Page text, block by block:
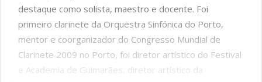
destaque como solista, maestro e docente. Foi
primeiro clarinete da Orquestra Sinfónica do Porto,
mentor e coorganizador do Congresso Mundial de
Clarinete 2009 no Porto, foi diretor artístico do Festival
e Academia de Guimarães, diretor artístico da